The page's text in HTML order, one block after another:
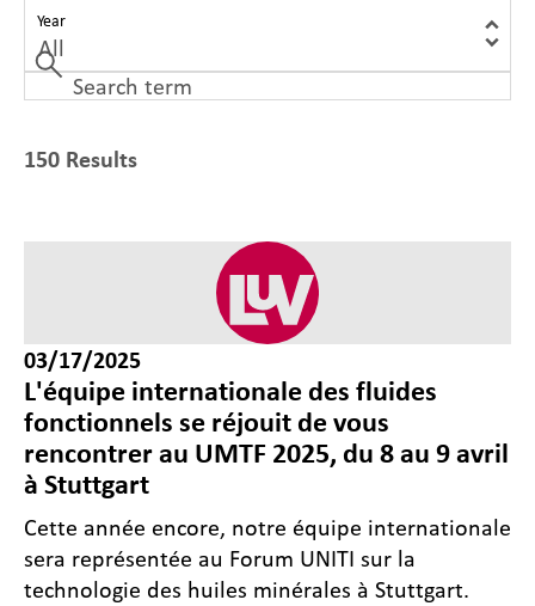
Year
150 Results
03/17/2025
L'équipe internationale des fluides
fonctionnels se réjouit de vous
rencontrer au UMTF 2025, du 8 au 9 avril
à Stuttgart
Cette année encore, notre équipe internationale
sera représentée au Forum UNITI sur la
technologie des huiles minérales à Stuttgart.